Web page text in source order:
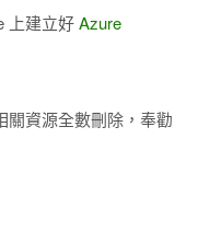
上建立好Azure
資源全數刪除，奉勸